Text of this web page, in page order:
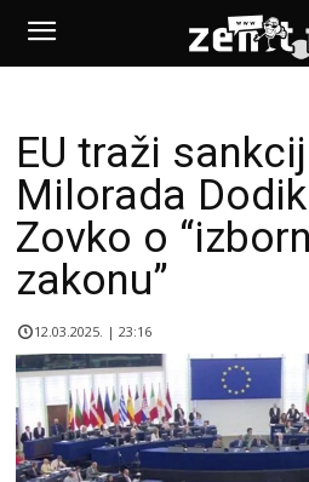
EU traži
Milorada
Zovko o
zakonu”
12.03.2025. | 23:16